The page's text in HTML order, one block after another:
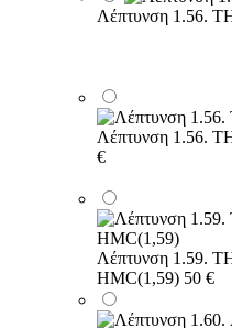
Λέπτυνση 1.56.
Λέπτυνση 1.56.
€
Λέπτυνση 1.59.
HMC(1,59) 50 €